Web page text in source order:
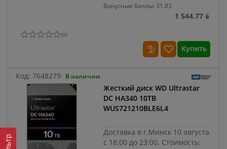
Бонусные баллы: 31.83
1 544.77 ƃ
(0)
Купить
Код: 7648279 В наличии
Жесткий диск WD Ultrastar
DC HA340 10TB
WUS721210BLE6L4
Доставка в г.Минск 10 августа
с 18:00 до 23:00. Стоимость: